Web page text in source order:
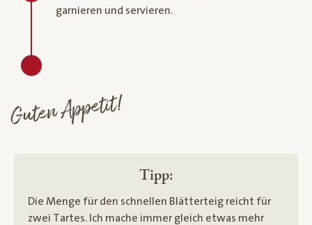
garnieren und servieren.
Guten Appetit!
Tipp:
Die Menge für den schnellen Blätterteig reicht für
zwei Tartes. Ich mache immer gleich etwas mehr